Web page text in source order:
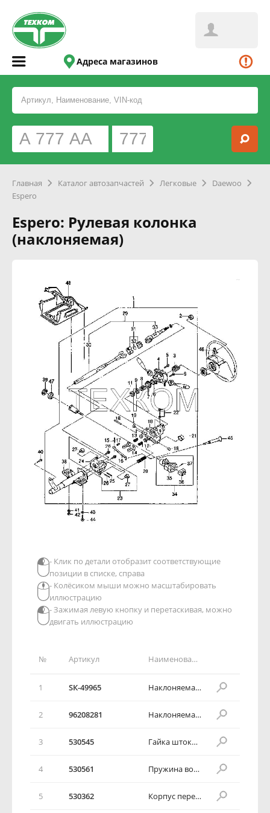
Адреса магазинов
Главная Каталог автозапчастей Легковые
Daewoo
Espero
Espero: Рулевая колонка
(наклоняемая)
№ Артикул Наименование детали
1 SК-49965 Наклоняемая рулевая колнка в сборе
2 96208281 Наклоняемая рулевая колнка в сборе
3 530545 Гайка штока амортизатора
4 530561 Пружина возвратная
5 530362 Корпус переключателя сигнала в сборе
- Клик по детали отобразит соответствующие
позиции в списке, справа
- Колёсиком мыши можно масштабировать
иллюстрацию
- Зажимая левую кнопку и перетаскивая, можно
двигать иллюстрацию